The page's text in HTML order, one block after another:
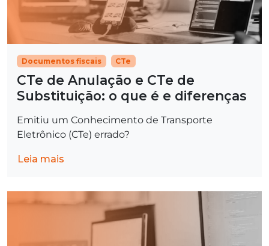
Documentos fiscais CTe
CTe de Anulação e CTe de
Substituição: o que é e diferenças
Emitiu um Conhecimento de Transporte
Eletrônico (CTe) errado?
Leia mais